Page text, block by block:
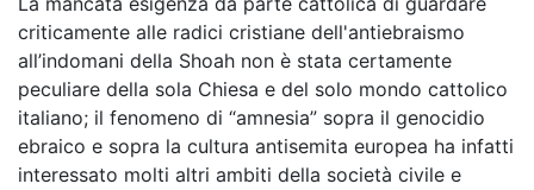
criticamente alle radici cristiane dell'antiebraismo
all’indomani della Shoah non è stata certamente
peculiare della sola Chiesa e del solo mondo cattolico
italiano; il fenomeno di “amnesia” sopra il genocidio
ebraico e sopra la cultura antisemita europea ha infatti
interessato molti altri ambiti della società civile e